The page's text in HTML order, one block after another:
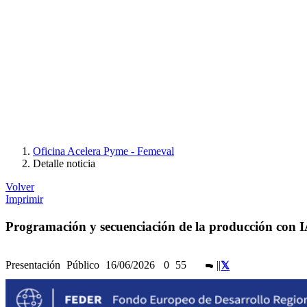
Oficina Acelera Pyme - Femeval
Detalle noticia
Volver
Imprimir
Programación y secuenciación de la producción con
Presentación Público 16/06/2026 0 55 ||